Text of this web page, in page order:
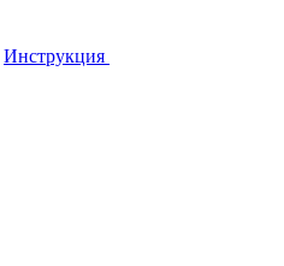
Инструкция